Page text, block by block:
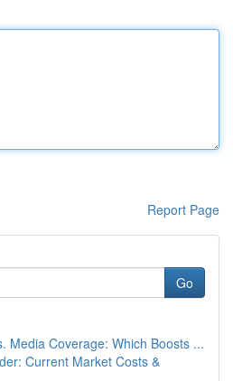
Report Page
Go
Media Coverage: Which Boosts ...
Current Market Costs &